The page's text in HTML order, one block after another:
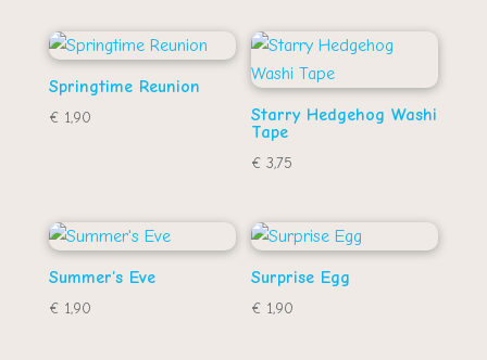
Springtime Reunion
€1,90
Starry Hedgehog Washi
Tape
€ 3,75
Summer’s Eve
€1,90
Surprise Egg
€ 1,90